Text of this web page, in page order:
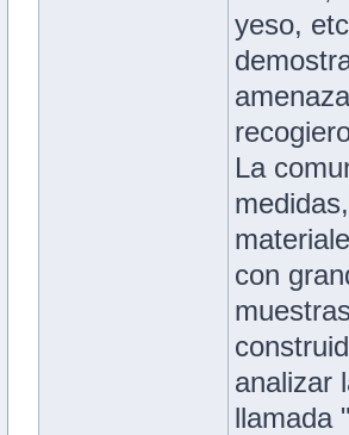
yeso,
La
con
analizar
llamada